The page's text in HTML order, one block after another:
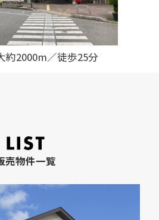
約2000m／徒歩25分
売物件一覧